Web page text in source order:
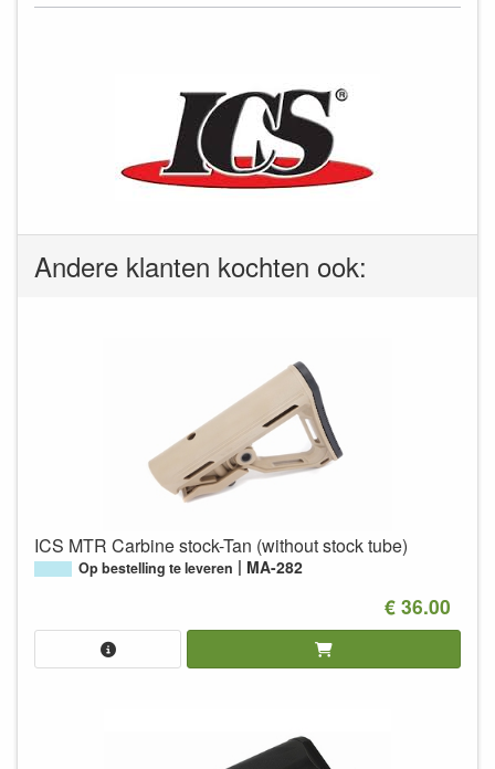
Andere klanten kochten ook:
ICS MTR Carbine stock-Tan (without stock tube)
Op bestelling te leveren MA-282
€ 36.00